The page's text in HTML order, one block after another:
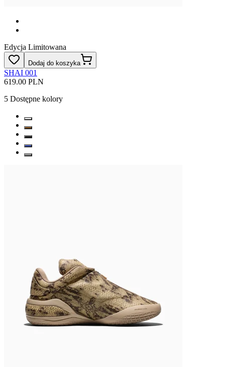
Edycja Limitowana
Dodaj do koszyka
SHAI 001
619.00 PLN
5 Dostępne kolory